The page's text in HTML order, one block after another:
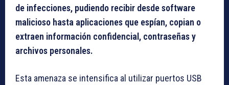
de infecciones, pudiendo recibir desde software
malicioso hasta aplicaciones que espían, copian o
extraen información confidencial, contraseñas y
archivos personales.
Esta amenaza se intensifica al utilizar puertos USB